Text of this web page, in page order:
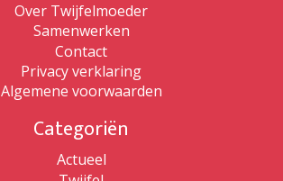
Over Twijfelmoeder
Samenwerken
Contact
Privacy verklaring
Algemene voorwaarden
Categoriën
Actueel